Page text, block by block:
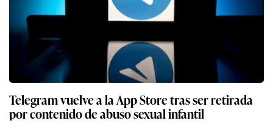
Telegram vuelve a la App Store tras ser retirada
por contenido de abuso sexual infantil